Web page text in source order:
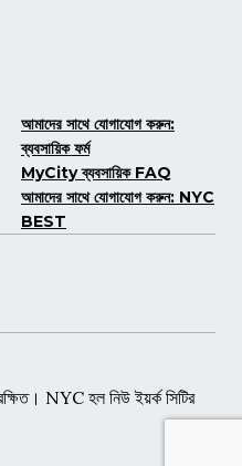
আমাদের সাথে যোগাযোগ করুন:
ব্যবসায়িক ফর্ম
MyCity ব্যবসায়িক FAQ
আমাদের সাথে যোগাযোগ করুন: NYC
BEST
NYC হল নিউ ইয়র্ক সিটির